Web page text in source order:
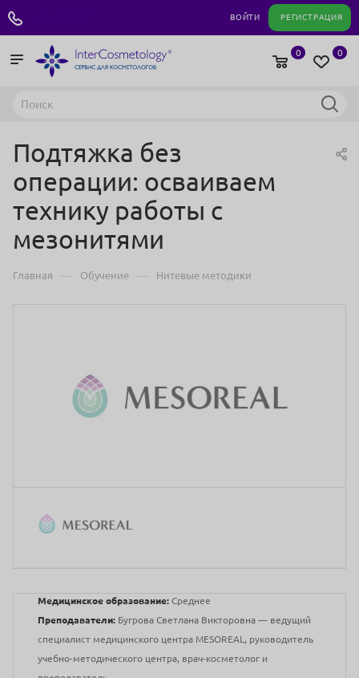
ВОЙТИ РЕГИСТРАЦИЯ
0
0
Подтяжка без
операции: осваиваем
технику работы с
мезонитями
Главная — Обучение — Нитевые методики
Медицинское образование: Среднее
Преподаватели: Бугрова Светлана Викторовна — ведущий
специалист медицинского центра MESOREAL, руководитель
учебно-методического центра, врач-косметолог и